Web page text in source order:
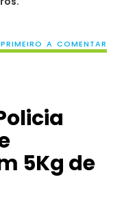
A COMENTAR
5Kg de